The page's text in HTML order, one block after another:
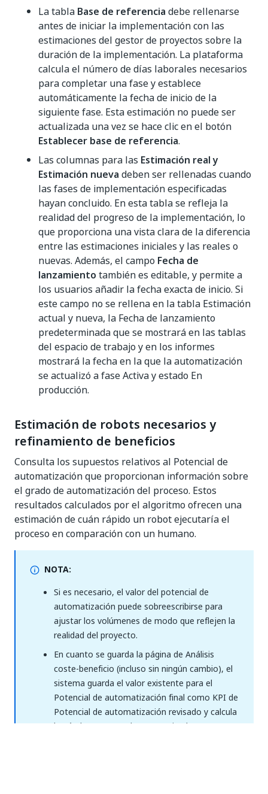
La tabla Base de referencia debe rellenarse
antes de iniciar la implementación con las
estimaciones del gestor de proyectos sobre la
duración de la implementación. La plataforma
calcula el número de días laborales necesarios
para completar una fase y establece
automáticamente la fecha de inicio de la
siguiente fase. Esta estimación no puede ser
actualizada una vez se hace clic en el botón
Establecer base de referencia.
Las columnas para las Estimación real y
Estimación nueva deben ser rellenadas cuando
las fases de implementación especificadas
hayan concluido. En esta tabla se refleja la
realidad del progreso de la implementación, lo
que proporciona una vista clara de la diferencia
entre las estimaciones iniciales y las reales o
nuevas. Además, el campo Fecha de
lanzamiento también es editable, y permite a
los usuarios añadir la fecha exacta de inicio. Si
este campo no se rellena en la tabla Estimación
actual y nueva, la Fecha de lanzamiento
predeterminada que se mostrará en las tablas
del espacio de trabajo y en los informes
mostrará la fecha en la que la automatización
se actualizó a fase Activa y estado En
producción.
Estimación de robots necesarios y
refinamiento de beneficios
Consulta los supuestos relativos al Potencial de
automatización que proporcionan información sobre
el grado de automatización del proceso. Estos
resultados calculados por el algoritmo ofrecen una
estimación de cuán rápido un robot ejecutaría el
proceso en comparación con un humano.
NOTA:
Si es necesario, el valor del potencial de
automatización puede sobreescribirse para
ajustar los volúmenes de modo que reflejen la
realidad del proyecto.
En cuanto se guarda la página de Análisis
coste-beneficio (incluso sin ningún cambio), el
sistema guarda el valor existente para el
Potencial de automatización final como KPI de
Potencial de automatización revisado y calcula
basándose en este los KPI revisados que se